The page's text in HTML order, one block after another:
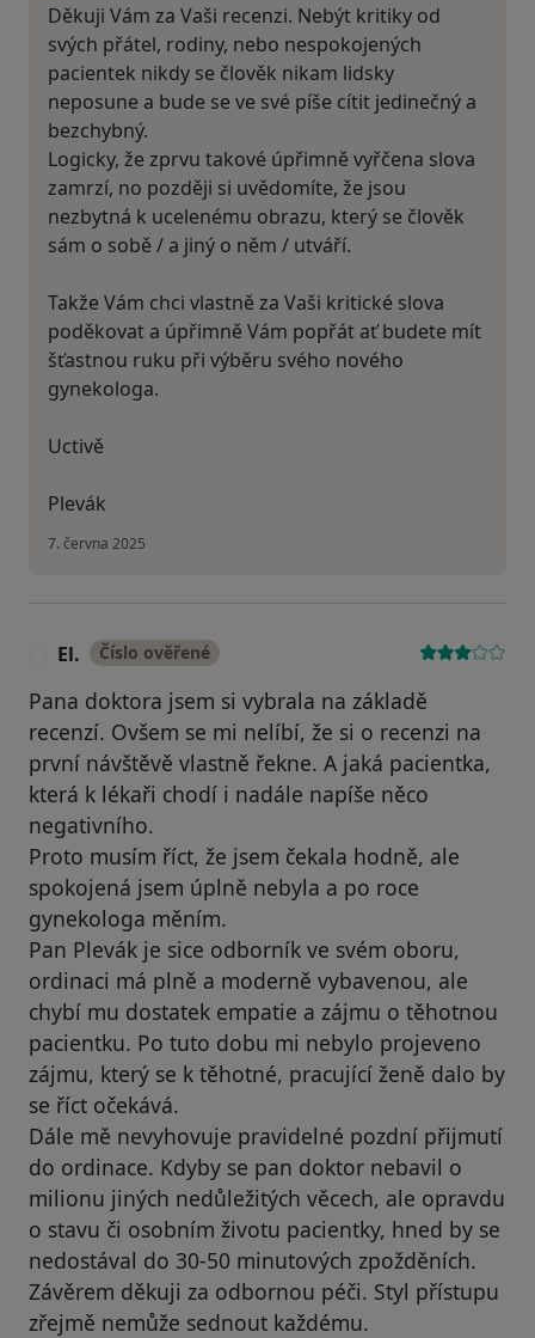
Děkuji Vám za Vaši recenzi. Nebýt kritiky od
svých přátel, rodiny, nebo nespokojených
pacientek nikdy se člověk nikam lidsky
neposune a bude se ve své píše cítit jedinečný a
bezchybný.
Logicky, že zprvu takové úpřimně vyřčena slova
zamrzí, no později si uvědomíte, že jsou
nezbytná k ucelenému obrazu, který se člověk
sám o sobě / a jiný o něm / utváří.
Takže Vám chci vlastně za Vaši kritické slova
poděkovat a úpřimně Vám popřát ať budete mít
šťastnou ruku při výběru svého nového
gynekologa.
Uctivě
Plevák
7. června 2025
El. Číslo ověřené
Pana doktora jsem si vybrala na základě
recenzí. Ovšem se mi nelíbí, že si o recenzi na
první návštěvě vlastně řekne. A jaká pacientka,
která k lékaři chodí i nadále napíše něco
negativního.
Proto musím říct, že jsem čekala hodně, ale
spokojená jsem úplně nebyla a po roce
gynekologa měním.
Pan Plevák je sice odborník ve svém oboru,
ordinaci má plně a moderně vybavenou, ale
chybí mu dostatek empatie a zájmu o těhotnou
pacientku. Po tuto dobu mi nebylo projeveno
zájmu, který se k těhotné, pracující ženě dalo by
se říct očekává.
Dále mě nevyhovuje pravidelné pozdní přijmutí
do ordinace. Kdyby se pan doktor nebavil o
milionu jiných nedůležitých věcech, ale opravdu
o stavu či osobním životu pacientky, hned by se
nedostával do 30-50 minutových zpožděních.
Závěrem děkuji za odbornou péči. Styl přístupu
zřejmě nemůže sednout každému.